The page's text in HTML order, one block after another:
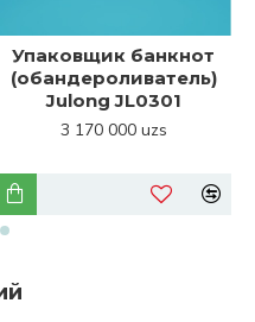
Упаковщик банкнот
(обандероливатель)
Julong JL0301
3 170 000 uzs